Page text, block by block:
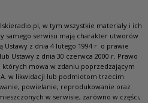
w tym wszystkie materiały i ich
samego serwisu mają charakter utworów
z dnia 4 lutego 1994 r. o prawie
Ustawy z dnia 30 czerwca 2000 r. Prawo
których mowa w zdaniu poprzedzającym
w likwidacji lub podmiotom trzecim.
powielanie, reprodukowanie oraz
w serwisie, zarówno w części,